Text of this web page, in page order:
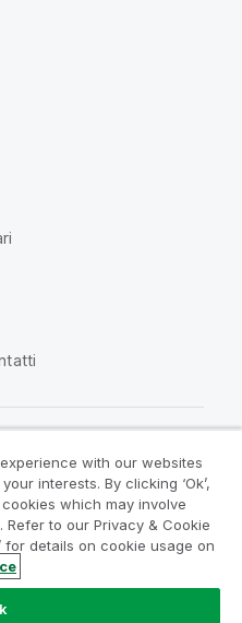
Do Not Share My Info
International AB. Tutti i
with our websites
interests. By clicking ‘Ok’,
which may involve
to our Privacy & Cookie
for details on cookie usage on